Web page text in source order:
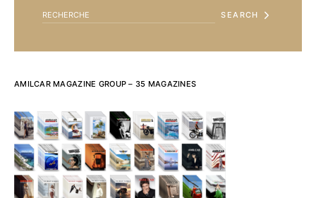
SEARCH
AMILCAR MAGAZINE GROUP – 35 MAGAZINES